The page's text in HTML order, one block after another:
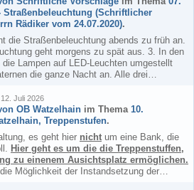
(Schriftlicher
Rädiker vom 24.07.2020).
die Straßenbeleuchtung abends zu früh an.
geht morgens zu spät aus. 3. In den
Lampen auf LED-Leuchten umgestellt
die ganze Nacht an. Alle drei…
12. Juli 2026
OB Watzelhain im Thema 10.
Treppenstufen.
es geht hier nicht um eine Bank, die
Hier geht es um die die Treppenstuffen,
zu einenem Ausichtsplatz ermöglichen.
Möglichkeit der Instandsetzung der…